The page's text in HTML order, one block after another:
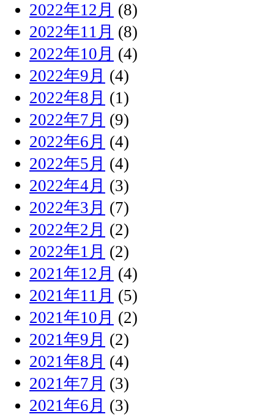
2022年12月 (8)
2022年11月 (8)
2022年10月 (4)
2022年9月 (4)
2022年8月 (1)
2022年7月 (9)
2022年6月 (4)
2022年5月 (4)
2022年4月 (3)
2022年3月 (7)
2022年2月 (2)
2022年1月 (2)
2021年12月 (4)
2021年11月 (5)
2021年10月 (2)
2021年9月 (2)
2021年8月 (4)
2021年7月 (3)
2021年6月 (3)